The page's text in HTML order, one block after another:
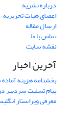
درباره نشریه
اعضای هیات تحریریه
ارسال مقاله
تماس با ما
نقشه سایت
آخرین اخبار
بخشنامه هزینه آماده
پیام تسلیت سردبیر
معرفی ویراستار